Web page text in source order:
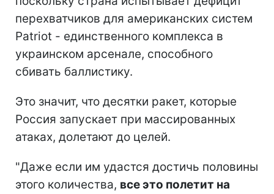
перехватчиков для американских систем
Patriot - единственного комплекса в
украинском арсенале, способного
сбивать баллистику.
Это значит, что десятки ракет, которые
Россия запускает при массированных
атаках, долетают до целей.
"Даже если им удастся достичь половины
этого количества, все это полетит на